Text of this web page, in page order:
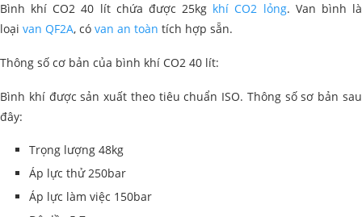
Bình khí CO2 40 lít chứa được 25kg khí CO2 lỏng. Van bình là
loại van QF2A, có van an toàn tích hợp sẵn.
Thông số cơ bản của bình khí CO2 40 lít:
Bình khí được sản xuất theo tiêu chuẩn ISO. Thông số sơ bản sau
đây:
Trọng lượng 48kg
Áp lực thử 250bar
Áp lực làm việc 150bar